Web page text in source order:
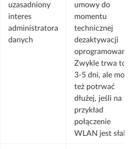
uzasadniony
interes
administratora
danych
umowy do
momentu
technicznej
dezaktywacji
Zwykle trwa to
3-5 dni, ale może
też potrwać
dłużej, jeśli na
przykład
połączenie
WLAN jest